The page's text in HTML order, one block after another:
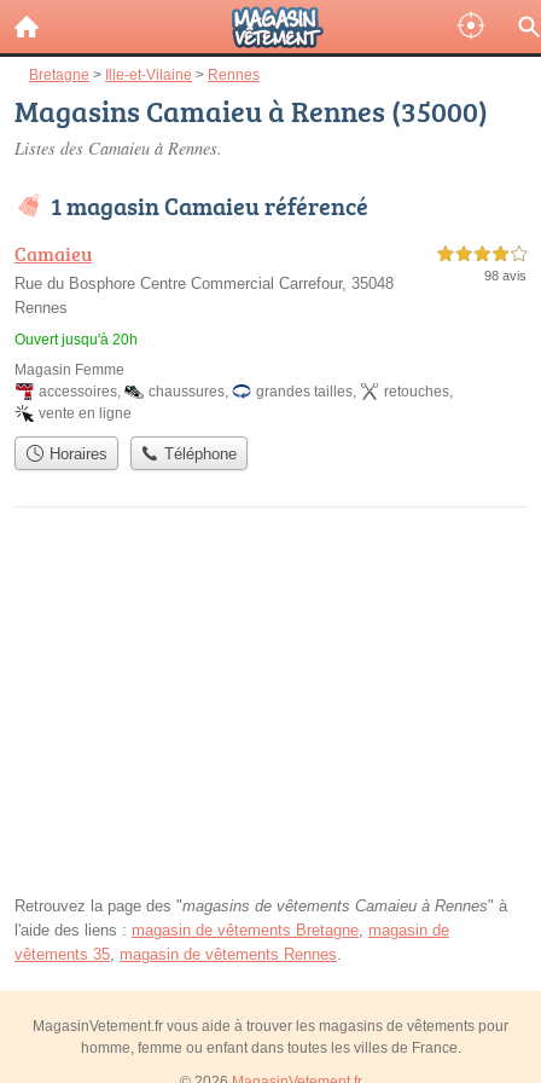
Bretagne > Ille-et-Vilaine > Rennes
Magasins Camaieu à Rennes (35000)
Listes des Camaieu à Rennes.
1 magasin Camaieu référencé
Camaieu
Rue du Bosphore Centre Commercial Carrefour, 35048
Rennes
Ouvert jusqu'à 20h
4,0 étoiles sur 5
98 avis
Magasin Femme
accessoires, chaussures, grandes tailles, retouches,
vente en ligne
Horaires Téléphone
Retrouvez la page des "magasins de vêtements Camaieu à Rennes" à
l'aide des liens : magasin de vêtements Bretagne, magasin de
vêtements 35, magasin de vêtements Rennes.
MagasinVetement.fr vous aide à trouver les magasins de vêtements pour
homme, femme ou enfant dans toutes les villes de France.